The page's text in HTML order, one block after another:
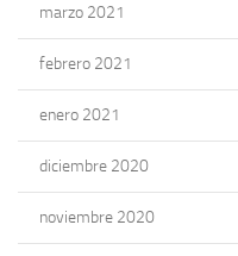
marzo 2021
febrero 2021
enero 2021
diciembre 2020
noviembre 2020